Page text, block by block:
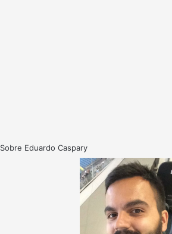
Sobre Eduardo Caspary